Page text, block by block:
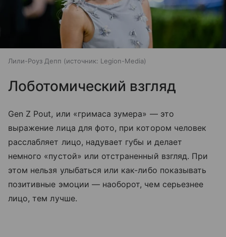
Лили-Роуз Депп источник: Legion-Media
Лоботомический взгляд
Gen Z Pout, или «гримаса зумера» — это
выражение лица для фото, при котором человек
расслабляет лицо, надувает губы и делает
немного «пустой» или отстраненный взгляд. При
этом нельзя улыбаться или как-либо показывать
позитивные эмоции — наоборот, чем серьезнее
лицо, тем лучше.